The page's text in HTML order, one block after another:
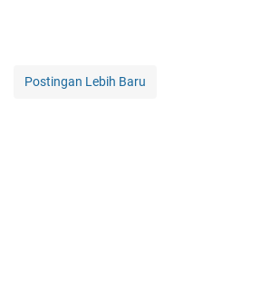
Postingan Lebih Baru